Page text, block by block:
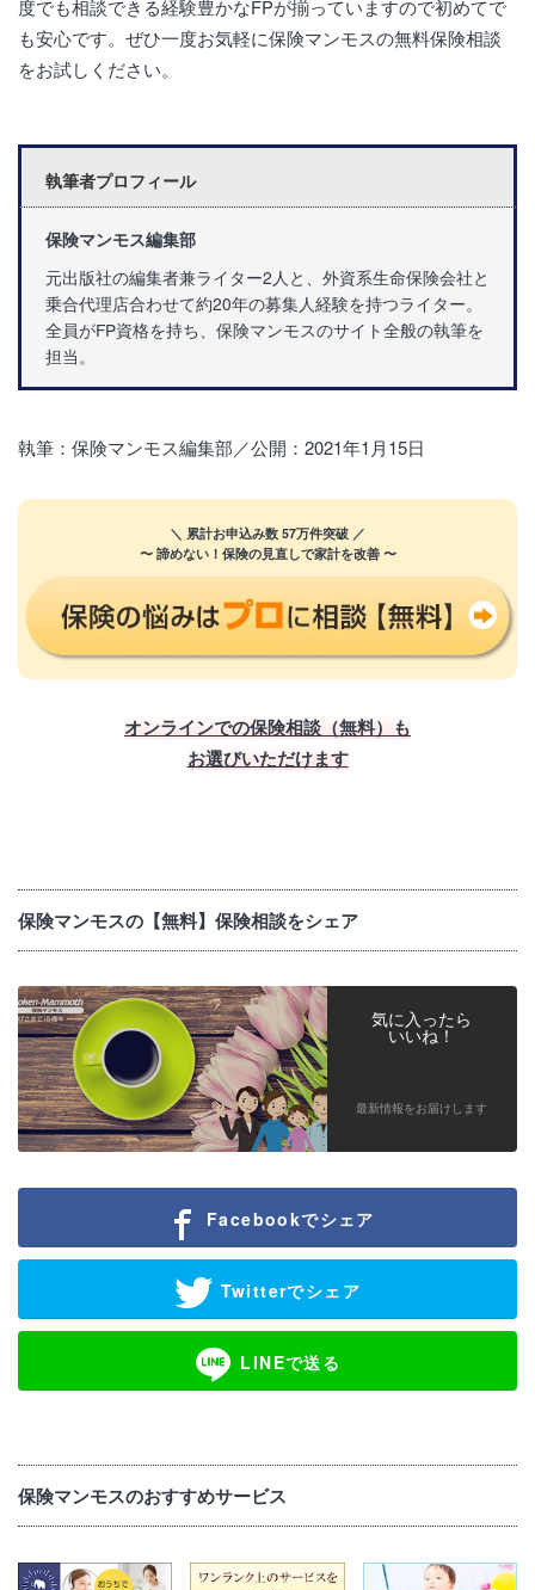
度でも相談できる経験豊かなFPが揃っていますので初めてで
も安心です。ぜひ一度お気軽に保険マンモスの無料保険相談
をお試しください。
執筆者プロフィール
保険マンモス編集部
元出版社の編集者兼ライター2人と、外資系生命保険会社と
乗合代理店合わせて約20年の募集人経験を持つライター。
全員がFP資格を持ち、保険マンモスのサイト全般の執筆を
担当。
執筆：保険マンモス編集部／公開：2021年1月15日
＼ 累計お申込み数 57万件突破 ／
〜 諦めない！保険の見直しで家計を改善 〜
オンラインでの保険相談（無料）も
お選びいただけます
保険マンモスの【無料】保険相談をシェア
気に入ったら
いいね！
最新情報をお届けします
Facebookでシェア
Twitterでシェア
LINEで送る
保険マンモスのおすすめサービス